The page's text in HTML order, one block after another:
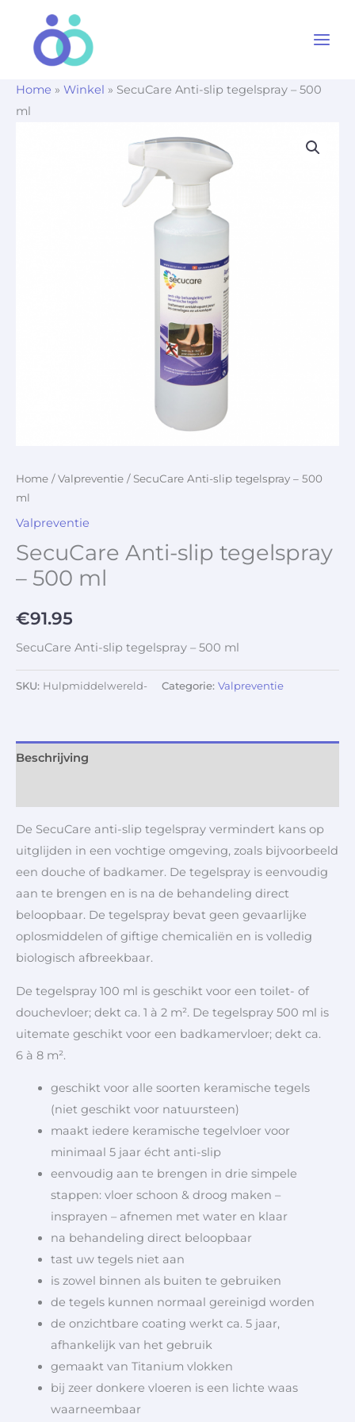
Home » Winkel » SecuCare Anti-slip tegelspray – 500
ml
Home /Valpreventie / SecuCare Anti-slip tegelspray – 500
ml
Valpreventie
SecuCare Anti-slip tegelspray
– 500 ml
€91.95
SecuCare Anti-slip tegelspray – 500 ml
SKU: Hulpmiddelwereld- Categorie: Valpreventie
Beschrijving
De SecuCare anti-slip tegelspray vermindert kans op
uitglijden in een vochtige omgeving, zoals bijvoorbeeld
een douche of badkamer. De tegelspray is eenvoudig
aan te brengen en is na de behandeling direct
beloopbaar. De tegelspray bevat geen gevaarlijke
oplosmiddelen of giftige chemicaliën en is volledig
biologisch afbreekbaar.
De tegelspray 100 ml is geschikt voor een toilet- of
douchevloer; dekt ca. 1 à 2 m². De tegelspray 500 ml is
uitemate geschikt voor een badkamervloer; dekt ca.
6 à 8 m².
geschikt voor alle soorten keramische tegels
(niet geschikt voor natuursteen)
maakt iedere keramische tegelvloer voor
minimaal 5 jaar écht anti-slip
eenvoudig aan te brengen in drie simpele
stappen: vloer schoon & droog maken –
insprayen – afnemen met water en klaar
na behandeling direct beloopbaar
tast uw tegels niet aan
is zowel binnen als buiten te gebruiken
de tegels kunnen normaal gereinigd worden
de onzichtbare coating werkt ca. 5 jaar,
afhankelijk van het gebruik
gemaakt van Titanium vlokken
bij zeer donkere vloeren is een lichte waas
waarneembaar